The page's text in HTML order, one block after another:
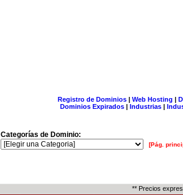
Registro de Dominios| Web Hosting |
Dominios Expirados | Industrias |
Categorías de Dominio:
[Pág.
** Precios